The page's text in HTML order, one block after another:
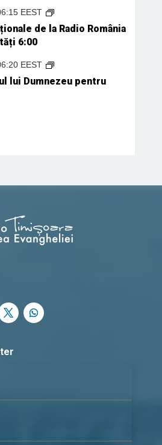
EEST
de la Radio România
6:00
EEST
lui Dumnezeu pentru